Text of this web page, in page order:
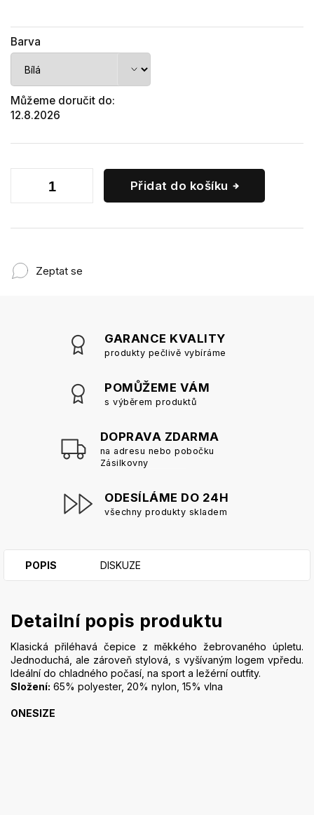
Barva
Můžeme doručit do:
12.8.2026
Přidat do košíku
Zeptat se
GARANCE KVALITY
produkty pečlivě vybíráme
POMŮŽEME VÁM
s výběrem produktů
DOPRAVA ZDARMA
na adresu nebo pobočku
Zásilkovny
ODESÍLÁME DO 24H
všechny produkty skladem
POPIS DISKUZE
Detailní popis produktu
Klasická přiléhavá čepice z měkkého žebrovaného úpletu.
Jednoduchá, ale zároveň stylová, s vyšívaným logem vpředu.
Ideální do chladného počasí, na sport a ležérní outfity.
Složení: 65% polyester, 20% nylon, 15% vlna
ONESIZE